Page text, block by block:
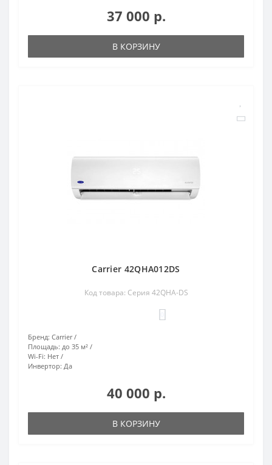
37 000 р.
В КОРЗИНУ
Carrier 42QHA012DS
Код товара: Серия 42QHA-DS
Бренд: Carrier
Площадь: до 35 м²
Wi-Fi: Нет
Инвертор: Да
40 000 р.
В КОРЗИНУ